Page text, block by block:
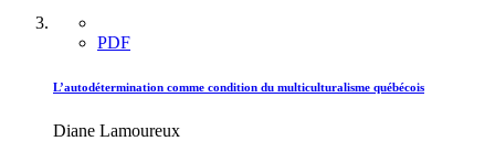
PDF
L’autodétermination comme condition du multiculturalisme québécois
Diane Lamoureux